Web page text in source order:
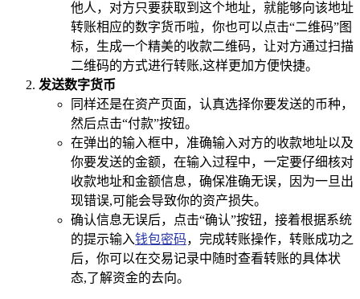
他人，对方只要获取到这个地址，就能够向该地址
转账相应的数字货币啦，你也可以点击“二维码”图
标，生成一个精美的收款二维码，让对方通过扫描
二维码的方式进行转账,这样更加方便快捷。
发送数字货币
同样还是在资产页面，认真选择你要发送的币种，
然后点击“付款”按钮。
在弹出的输入框中，准确输入对方的收款地址以及
你要发送的金额，在输入过程中，一定要仔细核对
收款地址和金额信息，确保准确无误，因为一旦出
现错误,可能会导致你的资产损失。
确认信息无误后，点击“确认”按钮，接着根据系统
的提示输入钱包密码，完成转账操作，转账成功之
后，你可以在交易记录中随时查看转账的具体状
态,了解资金的去向。